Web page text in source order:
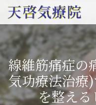
線維筋痛症の
気功療法治療
を整える